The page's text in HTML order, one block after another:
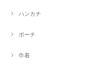
ハンカチ
ポーチ
巾着